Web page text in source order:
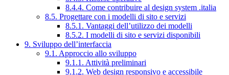
8.4.4. Come contribuire al design system .italia
8.5. Progettare con i modelli di sito e servizi
8.5.1. Vantaggi dell’utilizzo dei modelli
8.5.2. I modelli di sito e servizi disponibili
9. Sviluppo dell’interfaccia
9.1. Approccio allo sviluppo
9.1.1. Attività preliminari
9.1.2. Web design responsivo e accessibile